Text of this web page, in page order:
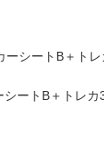
シートB＋ト
ートB＋トレカ